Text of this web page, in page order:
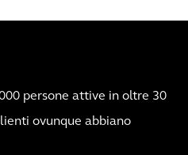
persone attive in oltre 30
ovunque abbiano